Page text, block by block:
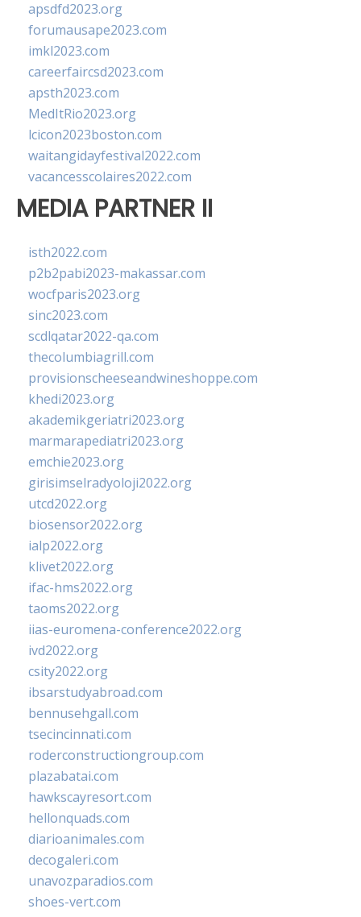
apsdfd2023.org
forumausape2023.com
imkl2023.com
careerfaircsd2023.com
apsth2023.com
MedItRio2023.org
lcicon2023boston.com
waitangidayfestival2022.com
vacancesscolaires2022.com
MEDIA PARTNER II
isth2022.com
p2b2pabi2023-makassar.com
wocfparis2023.org
sinc2023.com
scdlqatar2022-qa.com
thecolumbiagrill.com
provisionscheeseandwineshoppe.com
khedi2023.org
akademikgeriatri2023.org
marmarapediatri2023.org
emchie2023.org
girisimselradyoloji2022.org
utcd2022.org
biosensor2022.org
ialp2022.org
klivet2022.org
ifac-hms2022.org
taoms2022.org
iias-euromena-conference2022.org
ivd2022.org
csity2022.org
ibsarstudyabroad.com
bennusehgall.com
tsecincinnati.com
roderconstructiongroup.com
plazabatai.com
hawkscayresort.com
hellonquads.com
diarioanimales.com
decogaleri.com
unavozparadios.com
shoes-vert.com